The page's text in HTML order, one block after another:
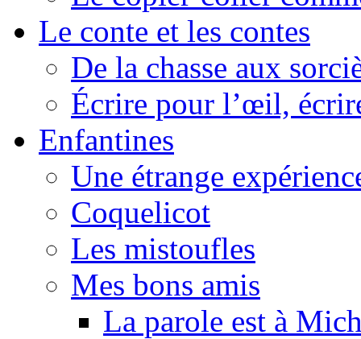
Le conte et les contes
De la chasse aux
Écrire pour l’œil,
Enfantines
Une étrange
Coquelicot
Les mistoufles
Mes bons amis
La parole est à